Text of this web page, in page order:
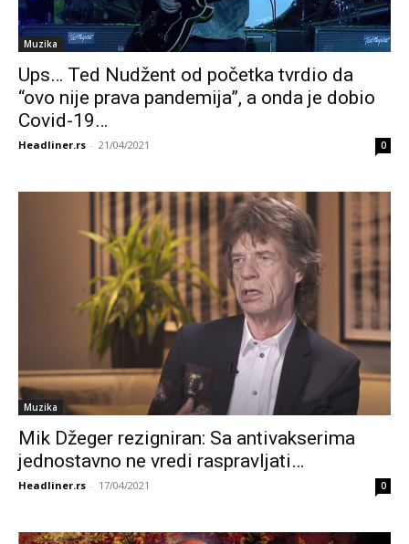
Muzika
Ups… Ted Nudžent od početka tvrdio da
“ovo nije prava pandemija”, a onda je dobio
Covid-19…
Headliner.rs - 21/04/2021 0
Muzika
Mik Džeger rezigniran: Sa antivakserima
jednostavno ne vredi raspravljati…
Headliner.rs - 17/04/2021 0